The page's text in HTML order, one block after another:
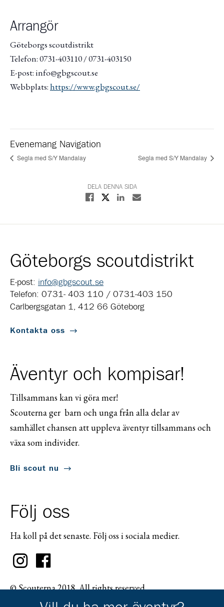
Arrangör
Göteborgs scoutdistrikt
Telefon: 0731-403110 / 0731-403150
E-post: info@gbgscout.se
Webbplats:https://www.gbgscout.se/
Evenemang Navigation
Segla med S/Y Mandalay Segla med S/Y Mandalay
DELA DENNA SIDA
Dela på Facebook
Dela på XDela på Linkedin
Dela med E-post
Göteborgs scoutdistrikt
E-post: info@gbgscout.se
Telefon: 0731- 403 110 / 0731-403 150
Carlbergsgatan 1, 412 66 Göteborg
Kontakta oss
Äventyr och kompisar!
Tillsammans kan vi göra mer!
Scouterna ger barn och unga från alla delar av
samhället chansen att uppleva äventyr tillsammans och
växa som individer.
Bli scout nu
Följ oss
Ha koll på det senaste. Följ oss i sociala medier.
© Scouterna 2018. All rights reserved.